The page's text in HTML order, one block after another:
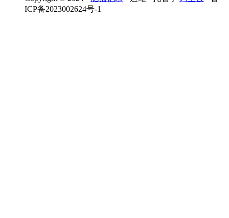
ICP备2023002624号-1